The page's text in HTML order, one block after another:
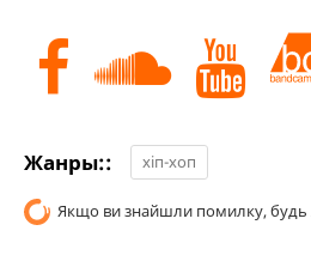
Жанры:: хіп-хоп
Якщо ви знайшли помилку, будь